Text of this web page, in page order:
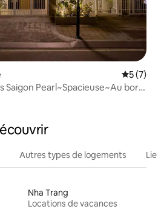
5 (7)
Saigon Pearl~Spacieuse~Au bord
Autres types de logements
Nha Trang
Locations de vacances